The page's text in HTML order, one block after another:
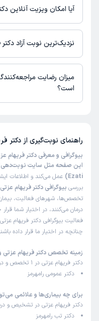
نیست.
آیا امکان ویزیت آنلاین
در حال حاضر اطلاعاتی درباره
دسترس نیست. برای دریافت
نزدیک‌ترین نوبت آزاد
زمان نوبت‌دهی و پذیرش
میزان رضایت
است؟
راهنمای نوبت‌گیری از دکتر
بیوگرافی و معرفی دکتر فریهام
Ezati)
عمل می‌کند و اطلاعات
بررسی بیوگرافی دکتر فریهام عزتی
تخصص‌ها، شهرهای فعالیت،
درمان می‌کنند، در اختیار شما
فعالیت بیوگرافی دکتر فریهام
چنانچه در اختیار ما قرار داده
زمینه تخصص دکتر فریهام
دکتر فریهام عزتی در 1 تخصص و در 1 شهر فعالیت دارند:
دکتر عمومی رامهرمز
برای چه بیماری‌ها و علائمی
دکتر فریهام عزتی در تشخیص و
دکتر تب رامهرمز